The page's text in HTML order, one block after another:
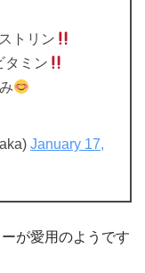
トリン
タミン
January 17,
が愛用のようです